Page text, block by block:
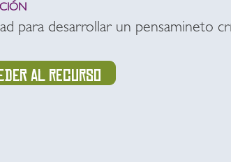
para desarrollar un pensamineto
al recurso